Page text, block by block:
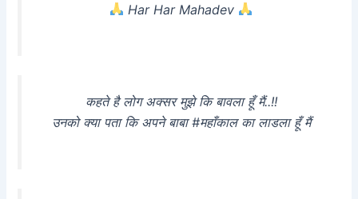
Har Har Mahadev
कहते है लोग अक्सर मुझे कि बावला हूँ मैं..!!
उनको क्या पता कि अपने बाबा #महाँकाल का लाडला हूँ मैं